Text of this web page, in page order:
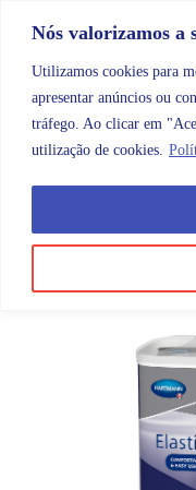
Nós valorizamos a
Utilizamos cookies para
apresentar anúncios ou
tráfego. Ao clicar em
utilização de cookies.
Categorias